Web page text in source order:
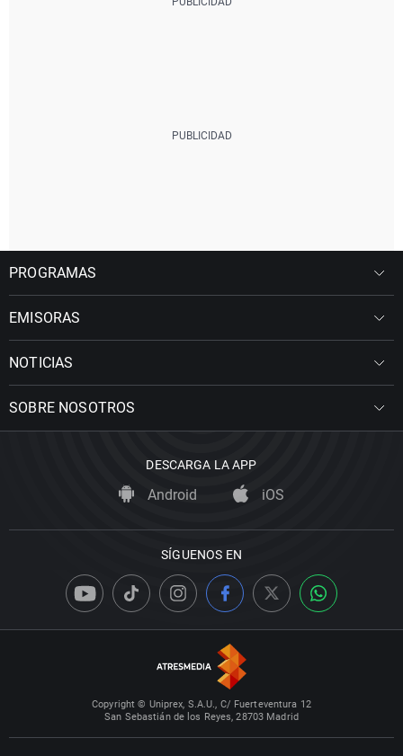
PROGRAMAS
EMISORAS
NOTICIAS
SOBRE NOSOTROS
DESCARGA LA APP
Android iOS
SÍGUENOS EN
Copyright © Uniprex, S.A.U., C/ Fuerteventura 12
San Sebastián de los Reyes, 28703 Madrid